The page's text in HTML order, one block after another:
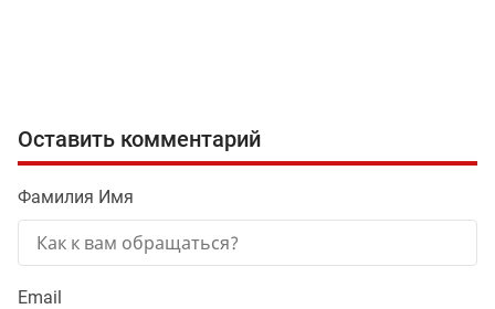
Оставить комментарий
Фамилия Имя
Email